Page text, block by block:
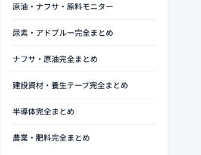
原油・ナフサ・原料モニター
尿素・アドブルー完全まとめ
ナフサ・原油完全まとめ
建設資材・養生テープ完全まとめ
半導体完全まとめ
農業・肥料完全まとめ